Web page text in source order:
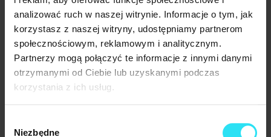
analizować ruch w naszej witrynie. Informacje o tym, jak
korzystasz z naszej witryny, udostępniamy partnerom
społecznościowym, reklamowym i analitycznym.
Partnerzy mogą połączyć te informacje z innymi danymi
otrzymanymi od Ciebie lub uzyskanymi podczas
korzystania z ich usług.
zgody
Niezbędne
Regularne publikowanie wartościowych treści na blogu wpływa
pozytywnie na pozycjonowanie strony internetowej
w Google, co przekłada się na większy ruch organiczny i więcej
odwiedzin. Blog odgrywa zasadniczą rolę w strategii content
marketingowej, umożliwiając budowanie zaangażowania
poprzez dostarczanie odpowiedzi na pytania i potrzeby grupy
czytają oni kilka tekstów przed nawiązaniem kontaktu z firmą.